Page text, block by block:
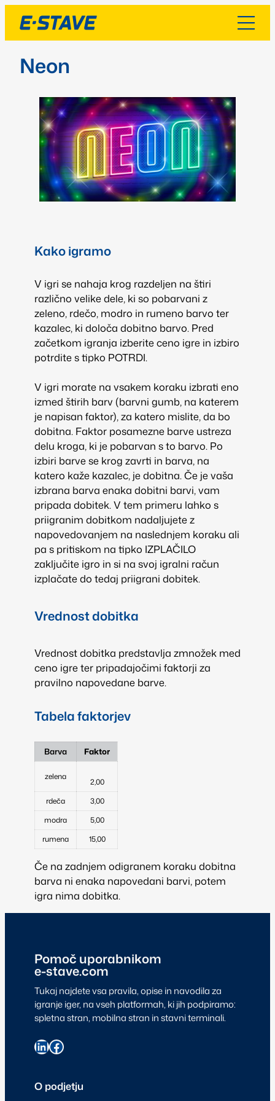
Neon
Kako igramo
V igri se nahaja krog razdeljen na štiri
različno velike dele, ki so pobarvani z
zeleno, rdečo, modro in rumeno barvo ter
kazalec, ki določa dobitno barvo. Pred
začetkom igranja izberite ceno igre in izbiro
potrdite s tipko POTRDI.
V igri morate na vsakem koraku izbrati eno
izmed štirih barv (barvni gumb, na katerem
je napisan faktor), za katero mislite, da bo
dobitna. Faktor posamezne barve ustreza
delu kroga, ki je pobarvan s to barvo. Po
izbiri barve se krog zavrti in barva, na
katero kaže kazalec, je dobitna. Če je vaša
izbrana barva enaka dobitni barvi, vam
pripada dobitek. V tem primeru lahko s
priigranim dobitkom nadaljujete z
napovedovanjem na naslednjem koraku ali
pa s pritiskom na tipko IZPLAČILO
zaključite igro in si na svoj igralni račun
izplačate do tedaj priigrani dobitek.
Vrednost dobitka
Vrednost dobitka predstavlja zmnožek med
ceno igre ter pripadajočimi faktorji za
pravilno napovedane barve.
Tabela faktorjev
Barva Faktor
zelena
2,00
rdeča
3,00
modra
5,00
rumena
15,00
Če na zadnjem odigranem koraku dobitna
barva ni enaka napovedani barvi, potem
igra nima dobitka.
Pomoč uporabnikom
e-stave.com
Tukaj najdete vsa pravila, opise in navodila za
igranje iger, na vseh platformah, ki jih podpiramo:
spletna stran, mobilna stran in stavni terminali.
O podjetju